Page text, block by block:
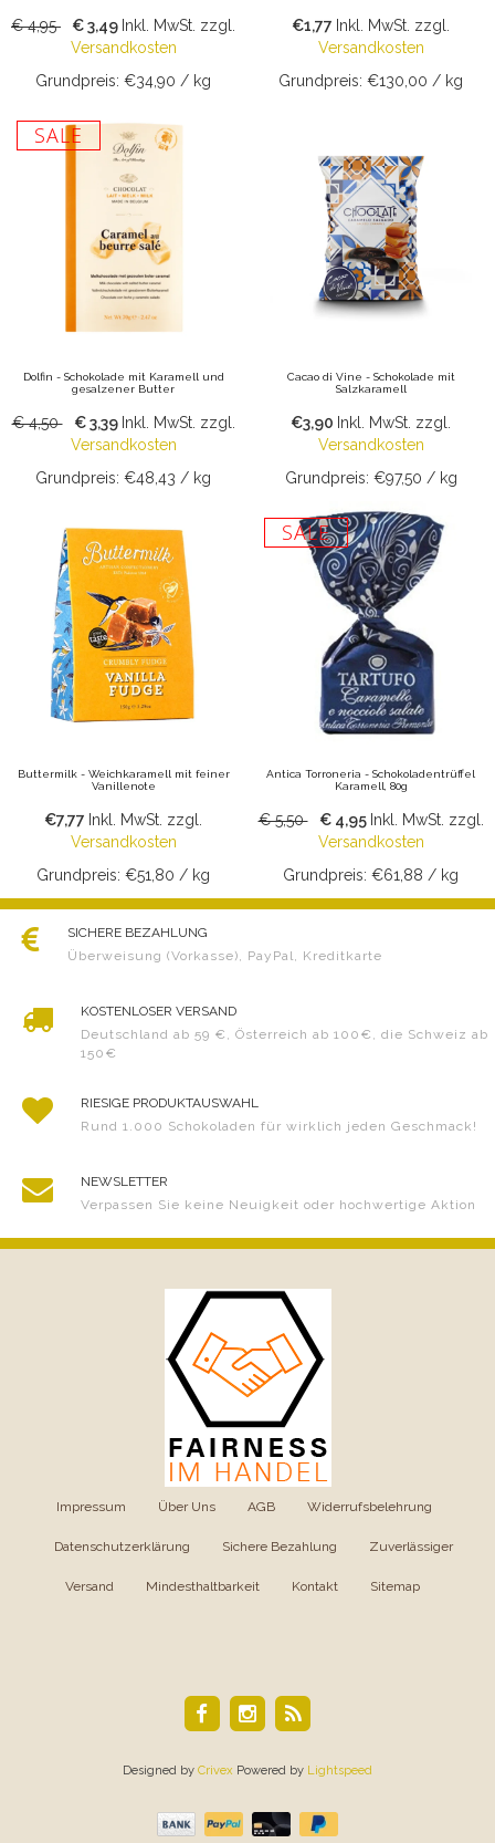
€ 4,95 € 3,49 Inkl. MwSt. zzgl.
Versandkosten
Grundpreis: €34,90 / kg
€1,77 Inkl. MwSt. zzgl.
Versandkosten
Grundpreis: €130,00 / kg
SALE
Dolfin - Schokolade mit Karamell und
gesalzener Butter
€ 4,50 € 3,39 Inkl. MwSt. zzgl.
Versandkosten
Grundpreis: €48,43 / kg
Cacao di Vine - Schokolade mit
Salzkaramell
€3,90 Inkl. MwSt. zzgl.
Versandkosten
Grundpreis: €97,50 / kg
Buttermilk - Weichkaramell mit feiner
Vanillenote
€7,77 Inkl. MwSt. zzgl.
Versandkosten
Grundpreis: €51,80 / kg
SALE
Antica Torroneria - Schokoladentrüffel
Karamell, 80g
€ 5,50 € 4,95 Inkl. MwSt. zzgl.
Versandkosten
Grundpreis: €61,88 / kg
SICHERE BEZAHLUNG
Überweisung (Vorkasse), PayPal, Kreditkarte
KOSTENLOSER VERSAND
Deutschland ab 59 €, Österreich ab 100€, die Schweiz ab
150€
RIESIGE PRODUKTAUSWAHL
Rund 1.000 Schokoladen für wirklich jeden Geschmack!
NEWSLETTER
Verpassen Sie keine Neuigkeit oder hochwertige Aktion
Impressum Über Uns AGB Widerrufsbelehrung
Datenschutzerklärung Sichere Bezahlung Zuverlässiger
Versand Mindesthaltbarkeit Kontakt Sitemap
Designed by Crivex Powered by Lightspeed